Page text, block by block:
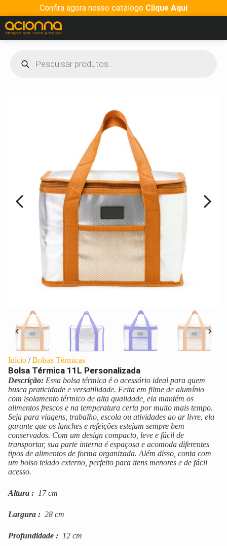
Confira agora nosso catálogo Clique Aqui
Início /Bolsas Térmicas
Bolsa Térmica 11L Personalizada
Descrição: Essa bolsa térmica é o acessório ideal para quem
busca praticidade e versatilidade. Feita em filme de alumínio
com isolamento térmico de alta qualidade, ela mantém os
alimentos frescos e na temperatura certa por muito mais tempo.
Seja para viagens, trabalho, escola ou atividades ao ar livre, ela
garante que os lanches e refeições estejam sempre bem
conservados. Com um design compacto, leve e fácil de
transportar, sua parte interna é espaçosa e acomoda diferentes
tipos de alimentos de forma organizada. Além disso, conta com
um bolso telado externo, perfeito para itens menores e de fácil
acesso.
Altura : 17 cm
Largura : 28 cm
Profundidade : 12 cm